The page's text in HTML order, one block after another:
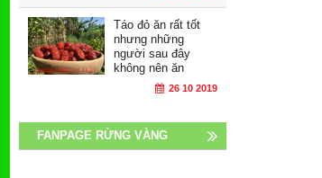
Táo đỏ ăn rất tốt
nhưng những
người sau đây
không nên ăn
26 10 2019
FANPAGE RỪNG VÀNG